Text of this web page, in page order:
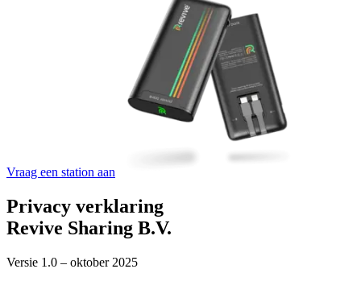
Vraag een station aan
Privacy verklaring
Revive Sharing B.V.
Versie 1.0 – oktober 2025